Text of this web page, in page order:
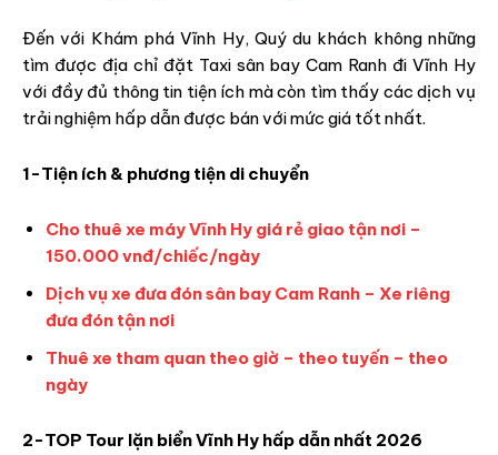
Đến với Khám phá Vĩnh Hy, Quý du khách không những
tìm được địa chỉ đặt Taxi sân bay Cam Ranh đi Vĩnh Hy
với đầy đủ thông tin tiện ích mà còn tìm thấy các dịch vụ
trải nghiệm hấp dẫn được bán với mức giá tốt nhất.
1-Tiện ích & phương tiện di chuyển
Cho thuê xe máy Vĩnh Hy giá rẻ giao tận nơi –
150.000 vnđ/chiếc/ngày
Dịch vụ xe đưa đón sân bay Cam Ranh – Xe riêng
đưa đón tận nơi
Thuê xe tham quan theo giờ – theo tuyến – theo
ngày
2-TOP Tour lặn biển Vĩnh Hy hấp dẫn nhất 2026